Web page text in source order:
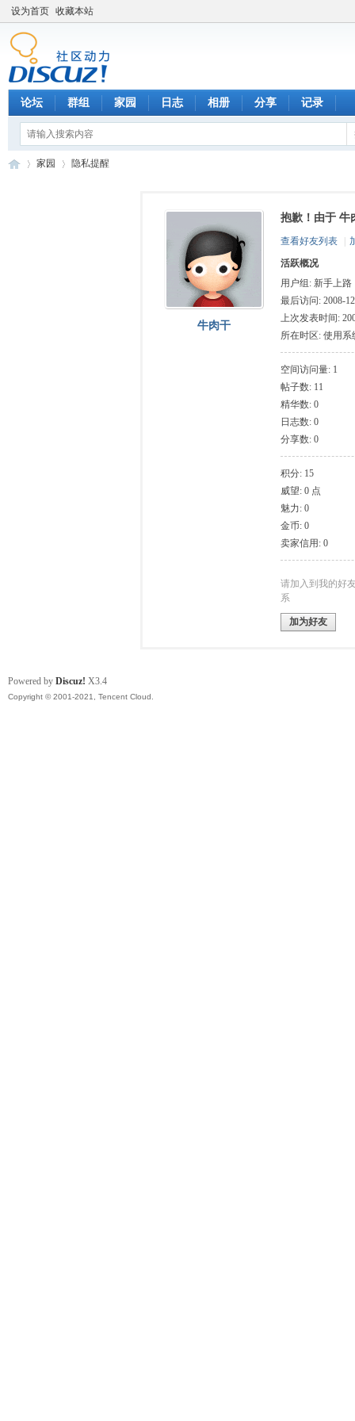
设为首页 收藏本站
论坛 群组 家园 日志 相册 分享 记录
家园 隐私提醒
牛肉干
抱歉！由于 牛
查看好友列表
活跃概况
用户组: 新手上路
最后访问: 2008-
上次发表时间:
所在时区: 使用系
空间访问量: 1
帖子数: 11
精华数: 0
日志数: 0
分享数: 0
积分: 15
威望: 0 点
魅力: 0
金币: 0
卖家信用: 0
请加入到我的好
系
加为好友
Powered by Discuz! X3.4
Copyright © 2001-2021, Tencent Cloud.